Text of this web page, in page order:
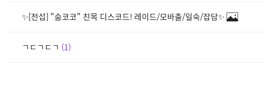
✨[전섭] "숨코코" 친목 디스코드! 레이드/모바출/일숙/잡담✨
ㄱㄷㄱㄷㄱ 1